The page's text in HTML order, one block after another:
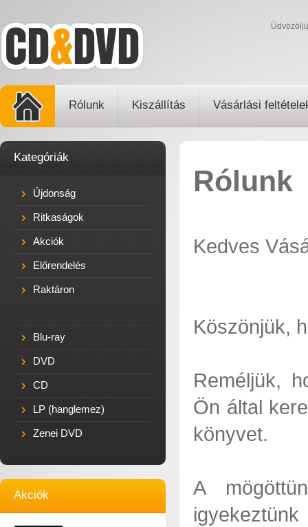
Rólunk Kiszállítás Vásárlási
Kategóriák
Újdonság
Ritkaságok
Akciók
Előrendelés
Raktáron
Blu-ray
DVD
CD
LP (hanglemez)
Zenei DVD
Akciók
Rólunk
Kedves
Köszönjük,
Reméljük,
Ön által
könyvet.
A